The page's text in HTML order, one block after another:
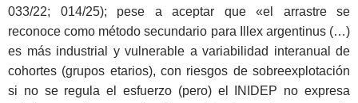
033/22; 014/25); pese a aceptar que «el arrastre se
reconoce como método secundario para Illex argentinus (…)
es más industrial y vulnerable a variabilidad interanual de
cohortes (grupos etarios), con riesgos de sobreexplotación
si no se regula el esfuerzo (pero) el INIDEP no expresa